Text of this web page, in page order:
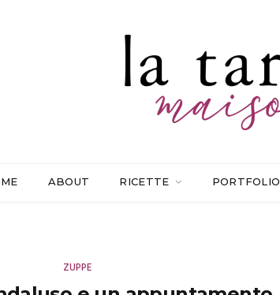
ABOUT RICETTE PORTFOLIO
ZUPPE